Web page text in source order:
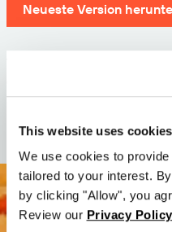
This website uses cookies
We use cookies to
tailored to your interest.
by clicking "Allow", you
Review our Privacy Policy
Neueste Version
Datum: 2026-05-05